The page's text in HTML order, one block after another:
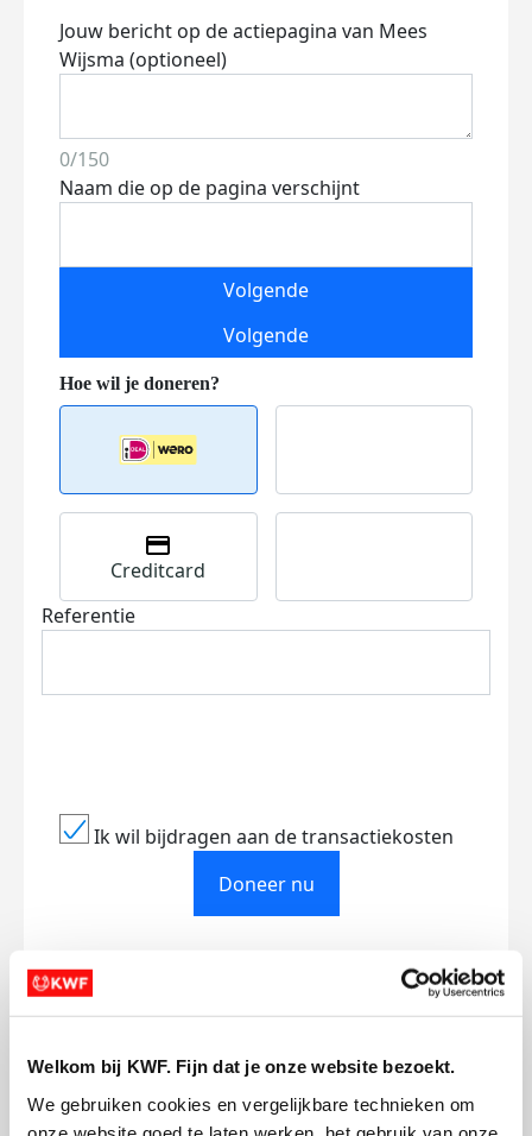
Welkom bij KWF. Fijn dat je onze website bezoekt.
We gebruiken cookies en vergelijkbare technieken om
Jouw bericht op de actiepagina van Mees
Wijsma (optioneel)
0/150
Naam die op de pagina verschijnt
Volgende
Volgende
Creditcard
Referentie
Ik wil bijdragen aan de transactiekosten
Doneer nu
€22 €1.000
Doneer